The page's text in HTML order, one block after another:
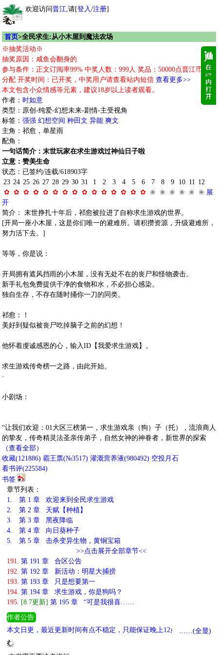
欢迎访问晋江,请[登入/注册]
首页>全民求生:从小木屋到魔法农场
※抽奖活动※
抽奖原因：咸鱼会翻身的
参与条件：正文订阅率99% 中奖人数：999人 奖品：50000点晋江币随机
分配 开奖时间：已开奖，中奖用户请查看站内短信 查看更多>>
本文包含小众情感等元素，建议18岁以上读者观看。
作者： 时如意
类型：原创-纯爱-幻想未来-剧情-主受视角
标签： 强强 幻想空间 种田文 异能 爽文
主角：祁愈，单星雨
配角：
一句话简介：末世玩家在求生游戏过神仙日子啦
立意：赞美生命
状态：已签约/连载/618903字
23
✿
24
✿
25
✿
26
✿
27
✿
28
✿
29
✿
30
✿
31
✿
1
✿
2
✿
3
✿
4
✿
5
✿
6
✿
7
❀
8
❀
9
❀
10
❀
11
❀
12
❀ 展
开
简介： 末世挣扎十年后，祁愈被拉进了自称求生游戏的世界。
[开局一座小木屋，这是你们唯一的避难所。请积攒资源，升级避难所，
努力活下去。]
等等，你是说：
开局拥有遮风挡雨的小木屋，没有无处不在的丧尸和怪物袭击。
新手礼包免费提供干净的食物和水，不必担心感染。
独自生存，不存在随时捅你一刀的同类。
祁愈：！
美好到疑似被丧尸吃掉脑子之前的幻想！
他怀着虔诚感恩的心，输入ID【我爱求生游戏】。
求生游戏传奇榜一之路，由此开始。
·
小剧场：
“让我们欢迎：01大区三榜第一，求生游戏亲（狗）子（托），流浪商人
的挚友，传奇精灵法圣亲传弟子，自然女神的神眷者，新世界的探索
（查看全部）
收藏(121886) 霸王票(№3517) 灌溉营养液(980492) 空投月石
看书评(225584)
书签
章节列表：
1.
第 1 章 欢迎来到全民求生游戏
2.
第 2 章 天赋【种植】
3.
第 3 章 黑夜降临
4.
第 4 章 向日葵种子
5.
第 5 章 击杀变异生物，黄铜宝箱
>>点击展开全部章节<<
191. 第 191 章 合区公告
192. 第 192 章 新活动：明星大捕捞
193. 第 193 章 只是想要第一
194. 第 194 章 求生游戏，你是狗吗？
195. [8.7更新] 第 195 章 “可是我很喜……
作者公告
本文日更，最近更新时间有点不稳定，只能保证晚上12点之前肯定出
来_(:з」∠)_ 古耽仙侠预收《穿书后发现自己是灭世反派》
……(全显)